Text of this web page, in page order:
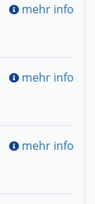
mehr info
mehr info
mehr info